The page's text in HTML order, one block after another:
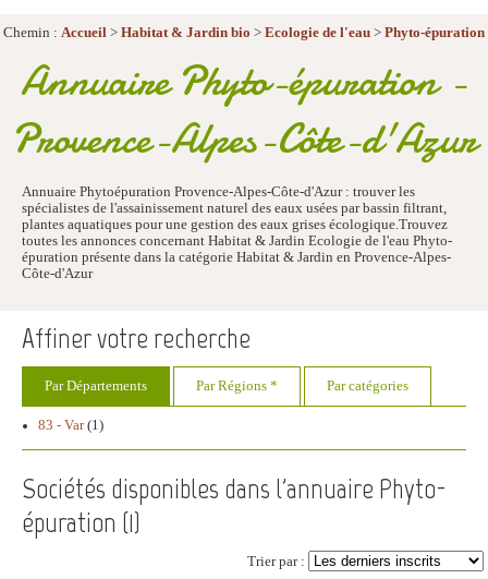
Chemin : Accueil > Habitat & Jardin bio > Ecologie de l'eau > Phyto-épuration
Annuaire Phyto-épuration -
Provence-Alpes-Côte-d'Azur
Annuaire Phytoépuration Provence-Alpes-Côte-d'Azur : trouver les
spécialistes de l'assainissement naturel des eaux usées par bassin filtrant,
plantes aquatiques pour une gestion des eaux grises écologique.Trouvez
toutes les annonces concernant Habitat & Jardin Ecologie de l'eau Phyto-
épuration présente dans la catégorie Habitat & Jardin en Provence-Alpes-
Côte-d'Azur
Affiner votre recherche
Par Départements Par Régions * Par catégories
83 - Var(1)
Sociétés disponibles dans l'annuaire Phyto-
épuration (1)
Trier par :